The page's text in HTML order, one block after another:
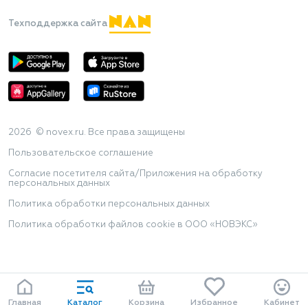
Техподдержка сайта
2026 © novex.ru. Все права защищены
Пользовательское соглашение
Согласие посетителя сайта/Приложения на обработку
персональных данных
Политика обработки персональных данных
Политика обработки файлов cookie в ООО «НОВЭКС»
Главная Каталог Корзина Избранное Кабинет